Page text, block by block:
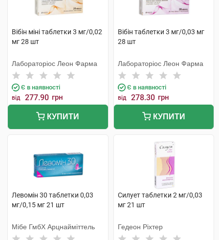
Вібін міні таблетки 3 мг/0,02
мг 28 шт
Лабораторіос Леон Фарма
Є в наявності
від 277.90 грн
КУПИТИ
Вібін таблетки 3 мг/0,03 мг
28 шт
Лабораторіос Леон Фарма
Є в наявності
від 278.30 грн
КУПИТИ
Левомін 30 таблетки 0,03
мг/0,15 мг 21 шт
Мібе ГмбХ Арцнайміттель
Силует таблетки 2 мг/0,03
мг 21 шт
Гедеон Ріхтер